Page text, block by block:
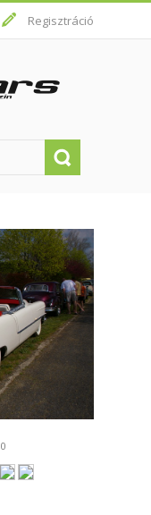
Regisztráció
0